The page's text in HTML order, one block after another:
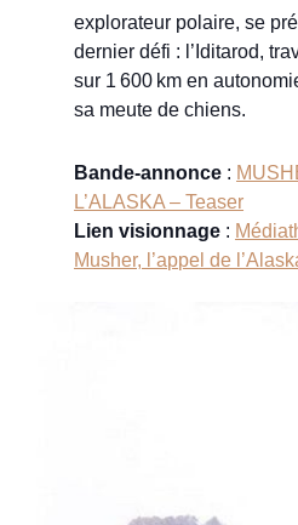
explorateur polaire, se
dernier défi : l’Iditarod,
sur 1 600 km en
sa meute de chiens.
Bande-annonce :
L’ALASKA – Teaser
Lien visionnage :
Musher, l’appel de